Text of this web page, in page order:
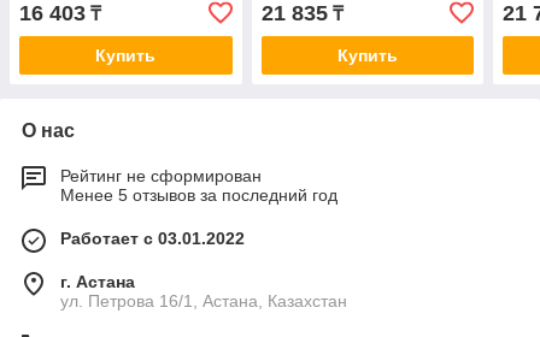
16 403 ₸
Купить
переключением 19 мм
KING TONY 373219M
21 835₸
Купить
21
О нас
Рейтинг не сформирован
Менее 5 отзывов за последний год
Работает с 03.01.2022
г. Астана
ул. Петрова 16/1, Астана, Казахстан